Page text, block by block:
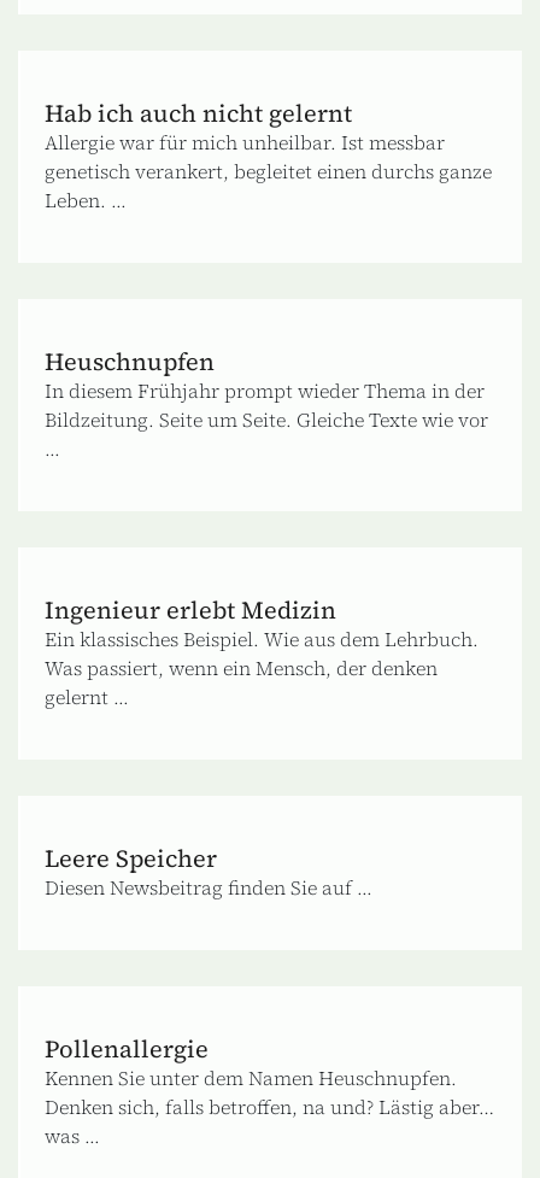
Hab ich auch nicht gelernt
Allergie war für mich unheilbar. Ist messbar
genetisch verankert, begleitet einen durchs ganze
Leben. ...
Heuschnupfen
In diesem Frühjahr prompt wieder Thema in der
Bildzeitung. Seite um Seite. Gleiche Texte wie vor
...
Ingenieur erlebt Medizin
Ein klassisches Beispiel. Wie aus dem Lehrbuch.
Was passiert, wenn ein Mensch, der denken
gelernt ...
Leere Speicher
Diesen Newsbeitrag finden Sie auf ...
Pollenallergie
Kennen Sie unter dem Namen Heuschnupfen.
Denken sich, falls betroffen, na und? Lästig aber…
was ...